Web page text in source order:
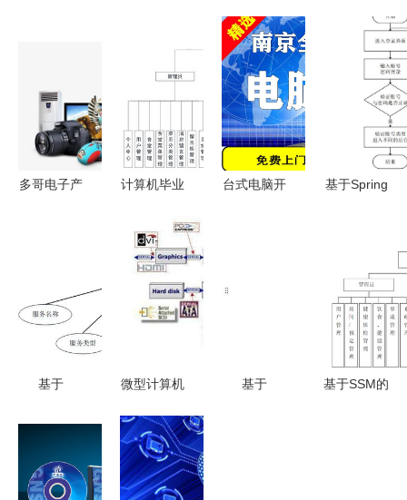
多哥电子产
计算机系统
服务详解
计算机毕业
设计系列之
基于
SpringBoot
餐厅点餐系
台式电脑开
与解决方法
基于Spring
送服务系统
设计与实现
基于
系统设计与
实现（计算
微型计算机
类详解
基于
基于SSM的